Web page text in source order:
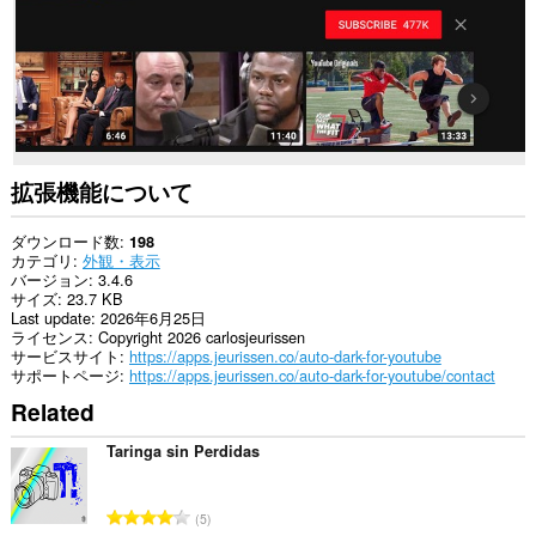
ー
タ
に
ア
ク
セ
ス
可
能
で
す。
This
permission
allows
other
installed
extensions
and
web
pages
to
communicate
with
this
拡張機能について
ダウンロード数 198
カテゴリ 外観・表示
バージョン 3.4.6
サイズ 23.7 KB
Last update 2026年6月25日
ライセンス Copyright 2026 carlosjeurissen
サービスサイト https://apps.jeurissen.co/auto-dark-for-youtube
サポートページ https://apps.jeurissen.co/auto-dark-for-youtube/contact
Related
Taringa sin Perdidas
評
5